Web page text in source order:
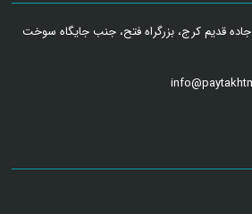
نشانی : تهران، کیلومتر ۱۱ جاده قدیم کرج، بزرگراه فتح، جنب جایگاه سوخت